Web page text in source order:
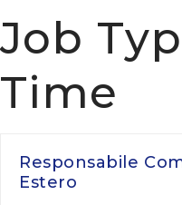
Job
Time
Responsabile
Estero